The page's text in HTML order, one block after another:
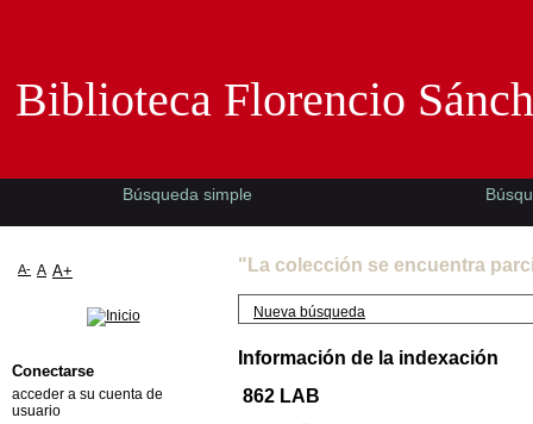
"La colección se encuentra
Nueva búsqueda
Información de la indexación
862 LAB
Biblioteca Florencio
Búsqueda simple
A- A A+
Conectarse
acceder a su cuenta de
usuario